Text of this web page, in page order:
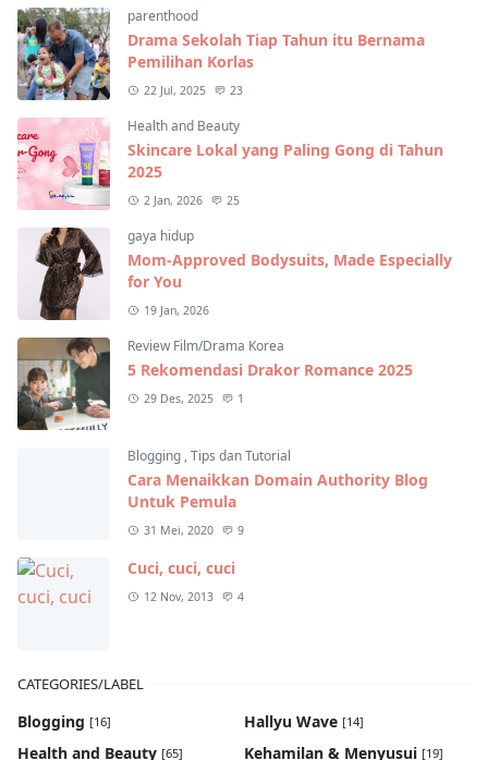
parenthood
Drama Sekolah Tiap Tahun itu Bernama
Pemilihan Korlas
22 Jul, 2025 23
Health and Beauty
Skincare Lokal yang Paling Gong di Tahun
2025
2 Jan, 2026 25
gaya hidup
Mom-Approved Bodysuits, Made Especially
for You
19 Jan, 2026
Review Film/Drama Korea
5 Rekomendasi Drakor Romance 2025
29 Des, 2025 1
Blogging ,Tips dan Tutorial
Cara Menaikkan Domain Authority Blog
Untuk Pemula
31 Mei, 2020 9
Cuci, cuci, cuci
12 Nov, 2013 4
CATEGORIES/LABEL
Blogging [16] Hallyu Wave [14]
Health and Beauty [65] Kehamilan & Menyusui [19]